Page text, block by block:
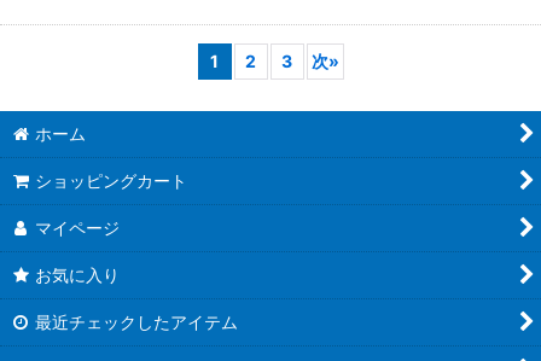
1 2 3 次»
ホーム
ショッピングカート
マイページ
お気に入り
最近チェックしたアイテム